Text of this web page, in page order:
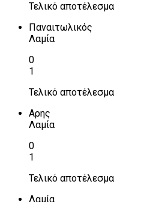
Τελικό αποτέλεσμα
Παναιτωλικός
Λαμία
0
1
Τελικό αποτέλεσμα
Αρης
Λαμία
0
1
Τελικό αποτέλεσμα
Λαμία